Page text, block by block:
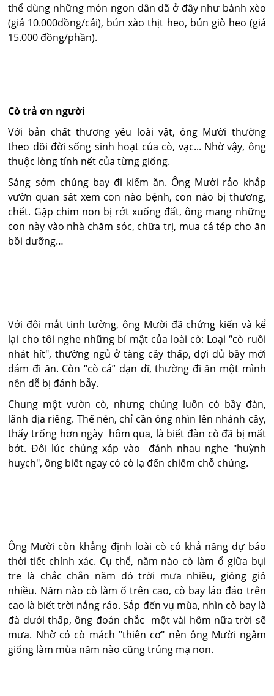
thể dùng những món ngon dân dã ở đây như bánh xèo
(giá 10.000đồng/cái), bún xào thịt heo, bún giò heo (giá
15.000 đồng/phần).
Cò trả ơn người
Với bản chất thương yêu loài vật, ông Mười thường
theo dõi đời sống sinh hoạt của cò, vạc... Nhờ vậy, ông
thuộc lòng tính nết của từng giống.
Sáng sớm chúng bay đi kiếm ăn. Ông Mười rảo khắp
vườn quan sát xem con nào bệnh, con nào bị thương,
chết. Gặp chim non bị rớt xuống đất, ông mang những
con này vào nhà chăm sóc, chữa trị, mua cá tép cho ăn
bồi dưỡng…
Với đôi mắt tinh tường, ông Mười đã chứng kiến và kể
lại cho tôi nghe những bí mật của loài cò: Loại “cò ruồi
nhát hít", thường ngủ ở tàng cây thấp, đợi đủ bầy mới
dám đi ăn. Còn “cò cá” dạn dĩ, thường đi ăn một mình
nên dễ bị đánh bẫy.
Chung một vườn cò, nhưng chúng luôn có bầy đàn,
lãnh địa riêng. Thế nên, chỉ cần ông nhìn lên nhánh cây,
thấy trống hơn ngày hôm qua, là biết đàn cò đã bị mất
bớt. Đôi lúc chúng xáp vào đánh nhau nghe "huỳnh
huỵch", ông biết ngay có cò lạ đến chiếm chỗ chúng.
Ông Mười còn khẳng định loài cò có khả năng dự báo
thời tiết chính xác. Cụ thể, năm nào cò làm ổ giữa bụi
tre là chắc chắn năm đó trời mưa nhiều, giông gió
nhiều. Năm nào cò làm ổ trên cao, cò bay lảo đảo trên
cao là biết trời nắng ráo. Sắp đến vụ mùa, nhìn cò bay là
đà dưới thấp, ông đoán chắc một vài hôm nữa trời sẽ
mưa. Nhờ có cò mách "thiên cơ" nên ông Mười ngâm
giống làm mùa năm nào cũng trúng mạ non.